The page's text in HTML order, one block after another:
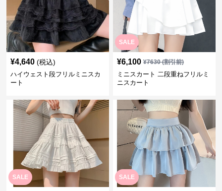
¥4,640 (税込)
ハイウェスト段フリルミニスカ
ート
SALE
¥6,100 ¥7630(割引前)
ミニスカート 二段重ねフリルミ
ニスカート
SALE SALE